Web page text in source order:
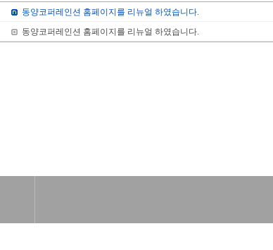
동양코퍼레인션 홈페이지를 리뉴얼 하였습니다.
동양코퍼레인션 홈페이지를 리뉴얼 하였습니다.